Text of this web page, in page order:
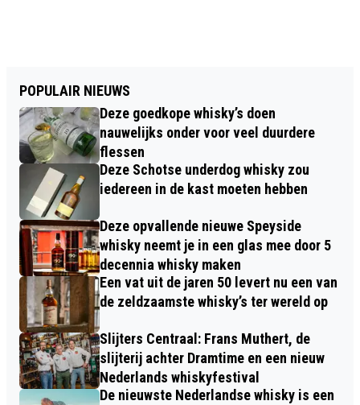
POPULAIR NIEUWS
Deze goedkope whisky’s doen
nauwelijks onder voor veel duurdere
flessen
Deze Schotse underdog whisky zou
iedereen in de kast moeten hebben
Deze opvallende nieuwe Speyside
whisky neemt je in een glas mee door 5
decennia whisky maken
Een vat uit de jaren 50 levert nu een van
de zeldzaamste whisky’s ter wereld op
Slijters Centraal: Frans Muthert, de
slijterij achter Dramtime en een nieuw
Nederlands whiskyfestival
De nieuwste Nederlandse whisky is een